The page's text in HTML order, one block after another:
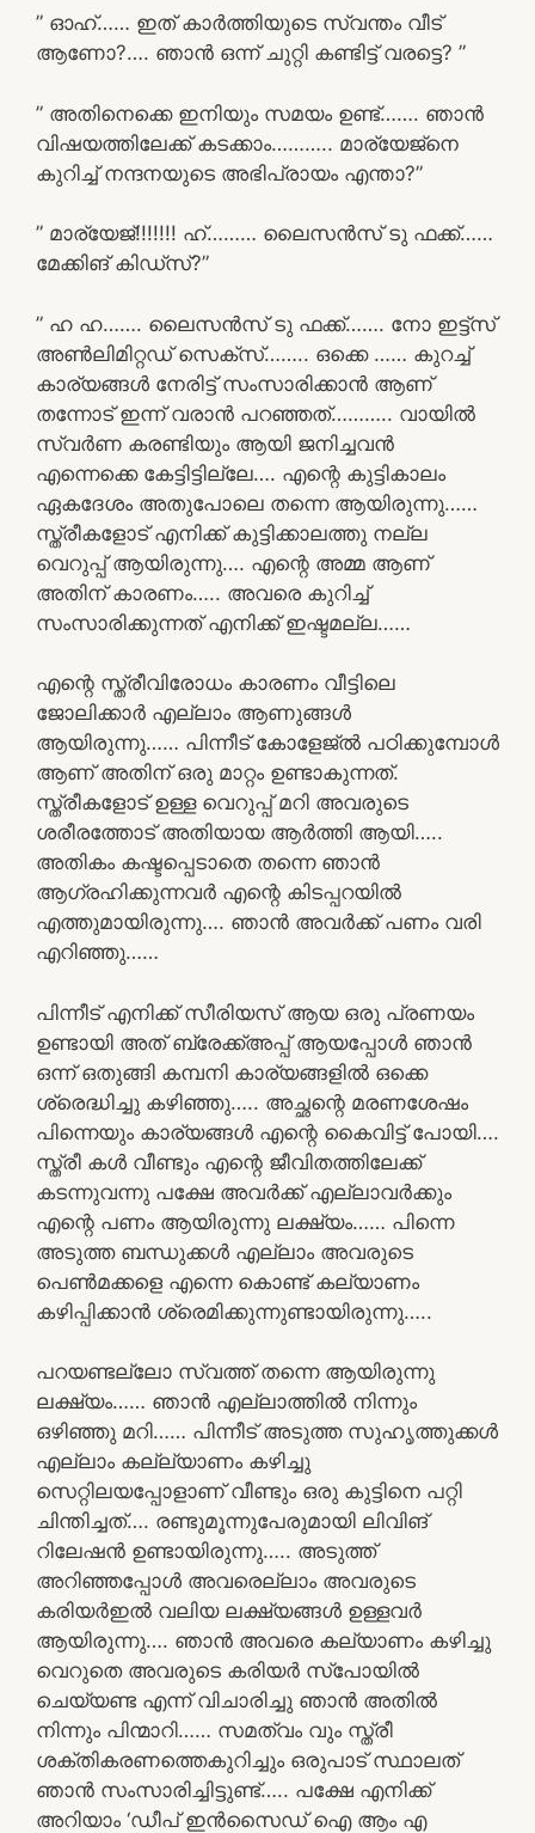
” ഓഹ്…… ഇത് കാർത്തിയുടെ സ്വന്തം വീട്
ആണോ?…. ഞാൻ ഒന്ന് ചുറ്റി കണ്ടിട്ട് വരട്ടെ? ”
” അതിനെക്കെ ഇനിയും സമയം ഉണ്ട്……. ഞാൻ
വിഷയത്തിലേക്ക് കടക്കാം……….. മാര്യേജ്നെ
കുറിച്ച് നന്ദനയുടെ അഭിപ്രായം എന്താ?”
” മാര്യേജ്!!!!!!! ഹ്……… ലൈസൻസ് ടു ഫക്ക്……
മേക്കിങ് കിഡ്സ്‌?”
” ഹ ഹ……. ലൈസൻസ് ടു ഫക്ക്……. നോ ഇട്ട്സ്
അൺലിമിറ്റഡ് സെക്സ്…….. ഒക്കെ …… കുറച്ച്
കാര്യങ്ങൾ നേരിട്ട് സംസാരിക്കാൻ ആണ്‌
തന്നോട് ഇന്ന് വരാൻ പറഞ്ഞത്……….. വായിൽ
സ്വർണ കരണ്ടിയും ആയി ജനിച്ചവൻ
എന്നെക്കെ കേട്ടിട്ടില്ലേ…. എന്റെ കുട്ടികാലം
ഏകദേശം അതുപോലെ തന്നെ ആയിരുന്നു……
സ്ത്രീകളോട് എനിക്ക് കുട്ടിക്കാലത്തു നല്ല
വെറുപ്പ് ആയിരുന്നു…. എന്റെ അമ്മ ആണ്‌
അതിന് കാരണം….. അവരെ കുറിച്ച്
സംസാരിക്കുന്നത് എനിക്ക് ഇഷ്ടമല്ല……
എന്റെ സ്ത്രീവിരോധം കാരണം വീട്ടിലെ
ജോലിക്കാർ എല്ലാം ആണുങ്ങൾ
ആയിരുന്നു…… പിന്നീട് കോളേജ്ൽ പഠിക്കുമ്പോൾ
ആണ് അതിന് ഒരു മാറ്റം ഉണ്ടാകുന്നത്.
സ്ത്രീകളോട് ഉള്ള വെറുപ്പ് മറി അവരുടെ
ശരീരത്തോട് അതിയായ ആർത്തി ആയി…..
അതികം കഷ്ടപ്പെടാതെ തന്നെ ഞാൻ
ആഗ്രഹിക്കുന്നവർ എന്റെ കിടപ്പറയിൽ
എത്തുമായിരുന്നു…. ഞാൻ അവർക്ക് പണം വരി
എറിഞ്ഞു……
പിന്നീട് എനിക്ക് സീരിയസ് ആയ ഒരു പ്രണയം
ഉണ്ടായി അത്‌ ബ്രേക്ക്‌അപ്പ്‌ ആയപ്പോൾ ഞാൻ
ഒന്ന് ഒതുങ്ങി കമ്പനി കാര്യങ്ങളിൽ ഒക്കെ
ശ്രെദ്ധിച്ചു കഴിഞ്ഞു….. അച്ഛന്റെ മരണശേഷം
പിന്നെയും കാര്യങ്ങൾ എന്റെ കൈവിട്ട് പോയി….
സ്ത്രീ കൾ വീണ്ടും എന്റെ ജീവിതത്തിലേക്ക്
കടന്നുവന്നു പക്ഷേ അവർക്ക് എല്ലാവർക്കും
എന്റെ പണം ആയിരുന്നു ലക്ഷ്യം…… പിന്നെ
അടുത്ത ബന്ധുക്കൾ എല്ലാം അവരുടെ
പെൺമക്കളെ എന്നെ കൊണ്ട് കല്യാണം
കഴിപ്പിക്കാൻ ശ്രെമിക്കുന്നുണ്ടായിരുന്നു…..
പറയണ്ടല്ലോ സ്വത്ത്‌ തന്നെ ആയിരുന്നു
ലക്ഷ്യം…… ഞാൻ എല്ലാത്തിൽ നിന്നും
ഒഴിഞ്ഞു മറി…… പിന്നീട് അടുത്ത സുഹൃത്തുക്കൾ
എല്ലാം കല്ല്യാണം കഴിച്ചു
സെറ്റിലയപ്പോളാണ് വീണ്ടും ഒരു കുട്ടിനെ പറ്റി
ചിന്തിച്ചത്…. രണ്ടുമൂന്നുപേരുമായി ലിവിങ്
റിലേഷൻ ഉണ്ടായിരുന്നു….. അടുത്ത്
അറിഞ്ഞപ്പോൾ അവരെല്ലാം അവരുടെ
കരിയർഇൽ വലിയ ലക്ഷ്യങ്ങൾ ഉള്ളവർ
ആയിരുന്നു…. ഞാൻ അവരെ കല്യാണം കഴിച്ചു
വെറുതെ അവരുടെ കരിയർ സ്പോയിൽ
ചെയ്യണ്ട എന്ന് വിചാരിച്ചു ഞാൻ അതിൽ
നിന്നും പിന്മാറി…… സമത്വം വും സ്ത്രീ
ശക്തികരണത്തെകുറിച്ചും ഒരുപാട് സ്ഥാലത്
ഞാൻ സംസാരിച്ചിട്ടുണ്ട്….. പക്ഷേ എനിക്ക്
അറിയാം ‘ഡീപ് ഇൻസൈഡ് ഐ ആം എ